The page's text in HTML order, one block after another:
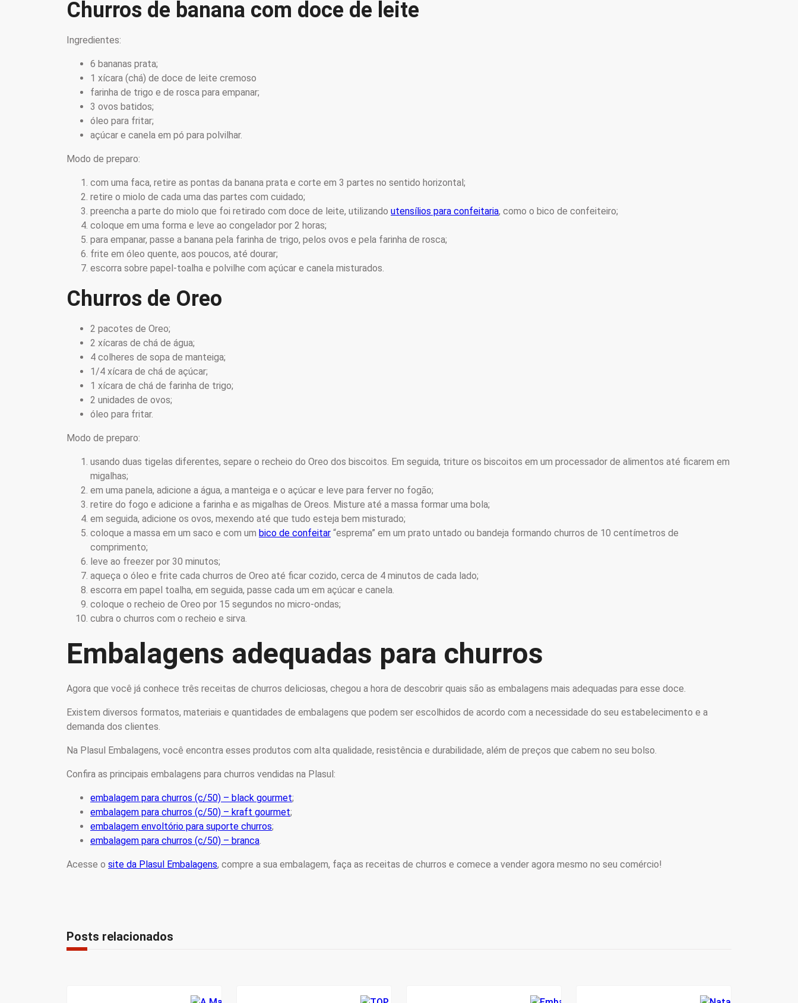
Churros de banana com doce de leite
Ingredientes:
6 bananas prata;
1 xícara (chá) de doce de leite cremoso
farinha de trigo e de rosca para empanar;
3 ovos batidos;
óleo para fritar;
açúcar e canela em pó para polvilhar.
Modo de preparo:
com uma faca, retire as pontas da banana prata e corte em 3 partes no sentido horizontal;
retire o miolo de cada uma das partes com cuidado;
preencha a parte do miolo que foi retirado com doce de leite, utilizando utensílios para confeitaria, como o bico de confeiteiro;
coloque em uma forma e leve ao congelador por 2 horas;
para empanar, passe a banana pela farinha de trigo, pelos ovos e pela farinha de rosca;
frite em óleo quente, aos poucos, até dourar;
escorra sobre papel-toalha e polvilhe com açúcar e canela misturados.
Churros de Oreo
2 pacotes de Oreo;
2 xícaras de chá de água;
4 colheres de sopa de manteiga;
1/4 xícara de chá de açúcar;
1 xícara de chá de farinha de trigo;
2 unidades de ovos;
óleo para fritar.
Modo de preparo:
usando duas tigelas diferentes, separe o recheio do Oreo dos biscoitos. Em seguida, triture os biscoitos em um processador de alimentos até ficarem em
migalhas;
em uma panela, adicione a água, a manteiga e o açúcar e leve para ferver no fogão;
retire do fogo e adicione a farinha e as migalhas de Oreos. Misture até a massa formar uma bola;
em seguida, adicione os ovos, mexendo até que tudo esteja bem misturado;
coloque a massa em um saco e com um bico de confeitar “esprema” em um prato untado ou bandeja formando churros de 10 centímetros de
comprimento;
leve ao freezer por 30 minutos;
aqueça o óleo e frite cada churros de Oreo até ficar cozido, cerca de 4 minutos de cada lado;
escorra em papel toalha, em seguida, passe cada um em açúcar e canela.
coloque o recheio de Oreo por 15 segundos no micro-ondas;
cubra o churros com o recheio e sirva.
Embalagens adequadas para churros
Agora que você já conhece três receitas de churros deliciosas, chegou a hora de descobrir quais são as embalagens mais adequadas para esse doce.
Existem diversos formatos, materiais e quantidades de embalagens que podem ser escolhidos de acordo com a necessidade do seu estabelecimento e a
demanda dos clientes.
Na Plasul Embalagens, você encontra esses produtos com alta qualidade, resistência e durabilidade, além de preços que cabem no seu bolso.
Confira as principais embalagens para churros vendidas na Plasul:
embalagem para churros (c/50) – black gourmet;
embalagem para churros (c/50) – kraft gourmet;
embalagem envoltório para suporte churros;
embalagem para churros (c/50) – branca.
Acesse o site da Plasul Embalagens, compre a sua embalagem, faça as receitas de churros e comece a vender agora mesmo no seu comércio!
Posts relacionados